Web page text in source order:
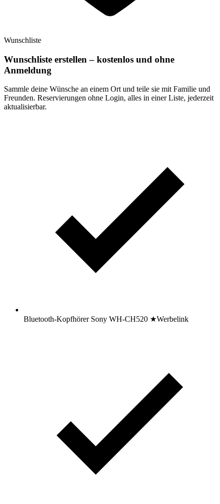
Wunschliste
Wunschliste erstellen – kostenlos und ohne
Anmeldung
Sammle deine Wünsche an einem Ort und teile sie mit Familie und
Freunden. Reservierungen ohne Login, alles in einer Liste, jederzeit
aktualisierbar.
Bluetooth-Kopfhörer Sony WH-CH520 ★Werbelink